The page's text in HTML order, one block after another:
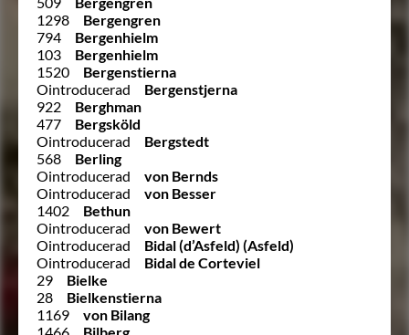
1298
Bergengren
794
Bergenhielm
103
Bergenhielm
1520
Bergenstierna
Ointroducerad
Bergenstjerna
922
Berghman
477
Bergsköld
Ointroducerad
Bergstedt
568
Berling
Ointroducerad
von Bernds
Ointroducerad
von Besser
1402
Bethun
Ointroducerad
von Bewert
Ointroducerad
Bidal (d’Asfeld) (Asfeld)
Ointroducerad
Bidal de Corteviel
29
Bielke
28
Bielkenstierna
1169
von Bilang